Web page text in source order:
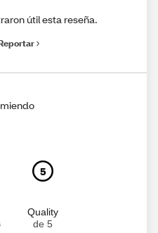
útil esta reseña.
5
Quality
de 5